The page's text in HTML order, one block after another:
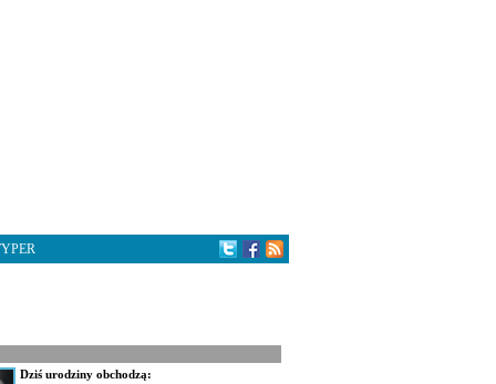
Dziś urodziny obchodzą: